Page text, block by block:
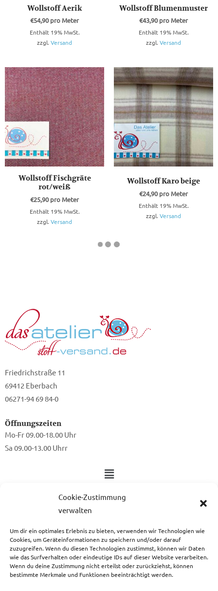
Cookie-Zustimmung
verwalten
Um dir ein optimales Erlebnis zu bieten, verwenden wir Technologien wie
Cookies, um Geräteinformationen zu speichern und/oder darauf
zuzugreifen. Wenn du diesen Technologien zustimmst, können wir Daten
wie das Surfverhalten oder eindeutige IDs auf dieser Website verarbeiten.
Wenn du deine Zustimmung nicht erteilst oder zurückziehst, können
bestimmte Merkmale und Funktionen beeinträchtigt werden.
Wollstoff Aerik
€54,90pro Meter
Enthält 19% MwSt.
zzgl. Versand
Wollstoff Blumenmuster
€43,90pro Meter
Enthält 19% MwSt.
zzgl. Versand
Wollstoff Fischgräte
rot/weiß
€25,90pro Meter
Enthält 19% MwSt.
zzgl. Versand
Wollstoff Karo beige
€24,90pro Meter
Enthält 19% MwSt.
zzgl. Versand
Friedrichstraße 11
69412 Eberbach
06271-94 69 84-0
Öffnungszeiten
Mo-Fr 09.00-18.00 Uhr
Sa 09.00-13.00 Uhrr
Warum nicht Mal einen Gutschein verschenken?
Ein Gutschein von uns ist das perfekte Geschenk für alle Stoff-
und Nähbegeisterten.
zum Gutschein